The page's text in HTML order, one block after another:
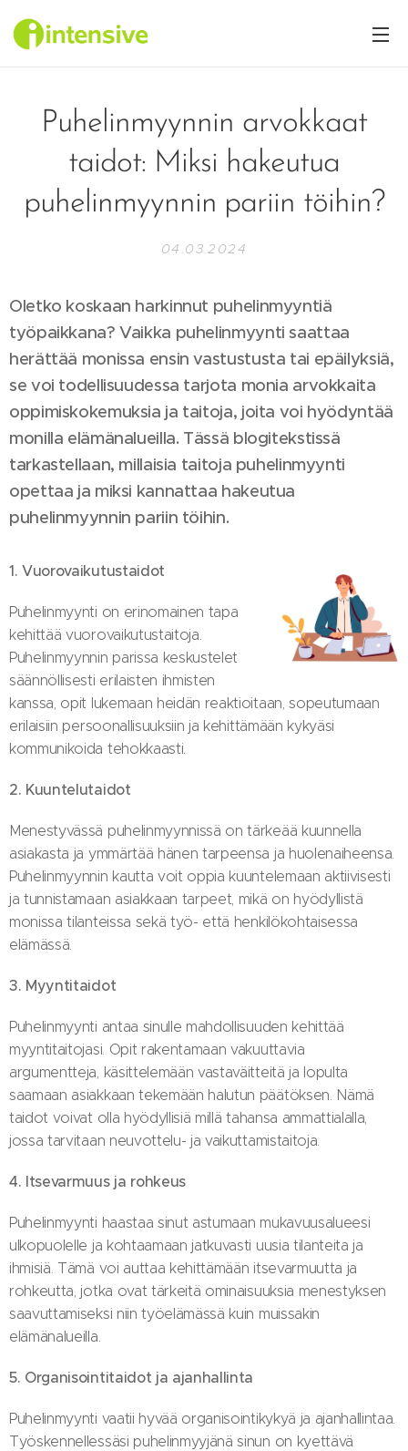
Puhelinmyynnin arvokkaat
taidot: Miksi hakeutua
puhelinmyynnin pariin töihin?
04.03.2024
Oletko koskaan harkinnut puhelinmyyntiä
työpaikkana? Vaikka puhelinmyynti saattaa
herättää monissa ensin vastustusta tai epäilyksiä,
se voi todellisuudessa tarjota monia arvokkaita
oppimiskokemuksia ja taitoja, joita voi hyödyntää
monilla elämänalueilla. Tässä blogitekstissä
tarkastellaan, millaisia taitoja puhelinmyynti
opettaa ja miksi kannattaa hakeutua
puhelinmyynnin pariin töihin.
1. Vuorovaikutustaidot
Puhelinmyynti on erinomainen tapa
kehittää vuorovaikutustaitoja.
Puhelinmyynnin parissa keskustelet
säännöllisesti erilaisten ihmisten
kanssa, opit lukemaan heidän reaktioitaan, sopeutumaan
erilaisiin persoonallisuuksiin ja kehittämään kykyäsi
kommunikoida tehokkaasti.
2. Kuuntelutaidot
Menestyvässä puhelinmyynnissä on tärkeää kuunnella
asiakasta ja ymmärtää hänen tarpeensa ja huolenaiheensa.
Puhelinmyynnin kautta voit oppia kuuntelemaan aktiivisesti
ja tunnistamaan asiakkaan tarpeet, mikä on hyödyllistä
monissa tilanteissa sekä työ- että henkilökohtaisessa
elämässä.
3. Myyntitaidot
Puhelinmyynti antaa sinulle mahdollisuuden kehittää
myyntitaitojasi. Opit rakentamaan vakuuttavia
argumentteja, käsittelemään vastaväitteitä ja lopulta
saamaan asiakkaan tekemään halutun päätöksen. Nämä
taidot voivat olla hyödyllisiä millä tahansa ammattialalla,
jossa tarvitaan neuvottelu- ja vaikuttamistaitoja.
4. Itsevarmuus ja rohkeus
Puhelinmyynti haastaa sinut astumaan mukavuusalueesi
ulkopuolelle ja kohtaamaan jatkuvasti uusia tilanteita ja
ihmisiä. Tämä voi auttaa kehittämään itsevarmuutta ja
rohkeutta, jotka ovat tärkeitä ominaisuuksia menestyksen
saavuttamiseksi niin työelämässä kuin muissakin
elämänalueilla.
5. Organisointitaidot ja ajanhallinta
Puhelinmyynti vaatii hyvää organisointikykyä ja ajanhallintaa.
Työskennellessäsi puhelinmyyjänä sinun on kyettävä